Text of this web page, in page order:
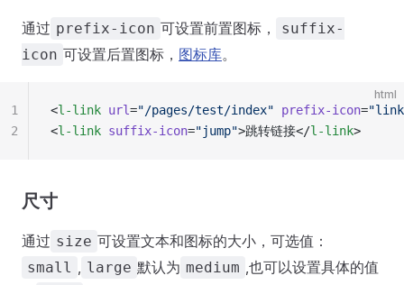
通过 prefix-icon 可设置前置图标，
suffix-
icon 可设置后置图标， 图标库。
html
<l-link url="/pages/test/index" prefix-icon=
<l-link suffix-icon="jump">跳转链接</l-link>
1
2
尺寸
通过 size 可设置文本和图标的大小，可选值：
small , large 默认为 medium ,也可以设置具体的值